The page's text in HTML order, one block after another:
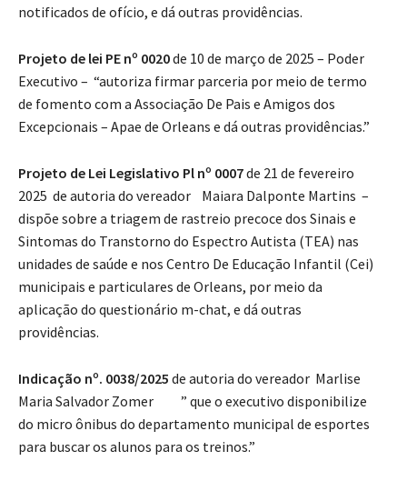
notificados de ofício, e dá outras providências.
Projeto de lei PE nº 0020de 10 de março de 2025 – Poder
Executivo – “autoriza firmar parceria por meio de termo
de fomento com a Associação De Pais e Amigos dos
Excepcionais – Apae de Orleans e dá outras providências.”
Projeto de Lei Legislativo Pl nº 0007de 21 de fevereiro
2025 de autoria do vereador Maiara Dalponte Martins –
dispõe sobre a triagem de rastreio precoce dos Sinais e
Sintomas do Transtorno do Espectro Autista (TEA) nas
unidades de saúde e nos Centro De Educação Infantil (Cei)
municipais e particulares de Orleans, por meio da
aplicação do questionário m-chat, e dá outras
providências.
Indicação nº. 0038/2025 de autoria do vereador Marlise
Maria Salvador Zomer ” que o executivo disponibilize
do micro ônibus do departamento municipal de esportes
para buscar os alunos para os treinos.”